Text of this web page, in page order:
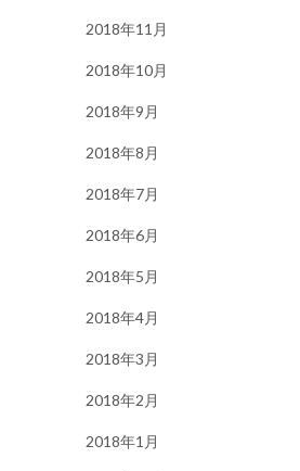
2018年11月
2018年10月
2018年9月
2018年8月
2018年7月
2018年6月
2018年5月
2018年4月
2018年3月
2018年2月
2018年1月